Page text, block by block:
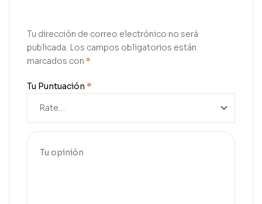
Tu dirección de correo electrónico no será
publicada. Los campos obligatorios están
marcados con *
Tu Puntuación *